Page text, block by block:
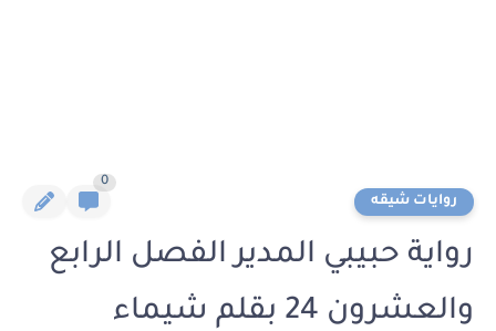
روايات شيقه
0
رواية حبيبي المدير الفصل الرابع
والعشرون 24 بقلم شيماء